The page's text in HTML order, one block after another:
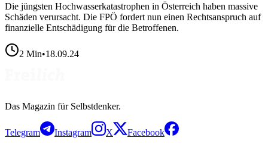
Die jüngsten Hochwasserkatastrophen in Österreich haben massive
Schäden verursacht. Die FPÖ fordert nun einen Rechtsanspruch auf
finanzielle Entschädigung für die Betroffenen.
2 Min•18.09.24
Das Magazin für Selbstdenker.
Telegram Instagram X Facebook